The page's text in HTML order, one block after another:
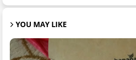
YOU MAY LIKE